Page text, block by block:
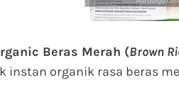
Beras Merah (Brown
instan organik rasa beras